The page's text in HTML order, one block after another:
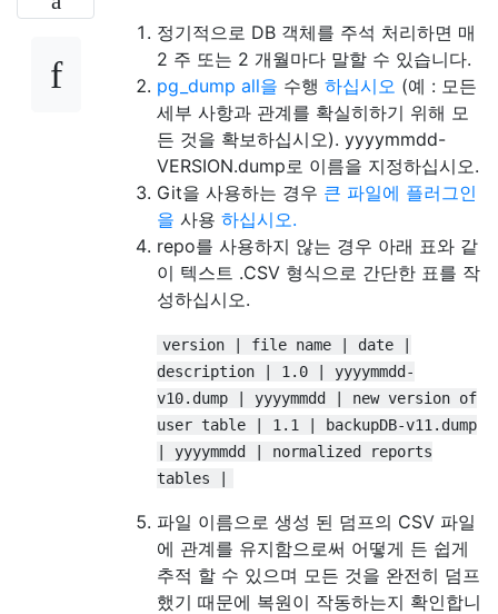
정기적으로 DB 객체를 주석 처리하면 매
2 주 또는 2 개월마다 말할 수 있습니다.
pg_dump all을 수행 하십시오 (예 : 모든
세부 사항과 관계를 확실히하기 위해 모
든 것을 확보하십시오). yyyymmdd-
VERSION.dump로 이름을 지정하십시오.
Git을 사용하는 경우 큰 파일에 플러그인
을 사용 하십시오.
repo를 사용하지 않는 경우 아래 표와 같
이 텍스트 .CSV 형식으로 간단한 표를 작
성하십시오.
version | file name | date |
description | 1.0 | yyyymmdd-
v10.dump | yyyymmdd | new version of
user table | 1.1 | backupDB-v11.dump
| yyyymmdd | normalized reports
tables |
파일 이름으로 생성 된 덤프의 CSV 파일
에 관계를 유지함으로써 어떻게 든 쉽게
추적 할 수 있으며 모든 것을 완전히 덤프
했기 때문에 복원이 작동하는지 확인합니